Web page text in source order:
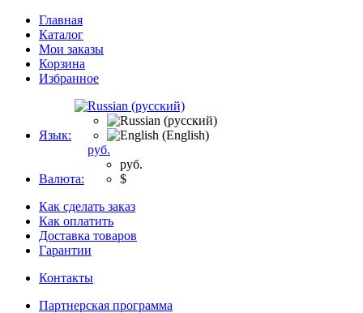
Главная
Каталог
Мои заказы
Корзина
Избранное
Язык:
Валюта:
руб.
руб.
$
Как сделать заказ
Как оплатить
Доставка товаров
Гарантии
Контакты
Партнерская программа